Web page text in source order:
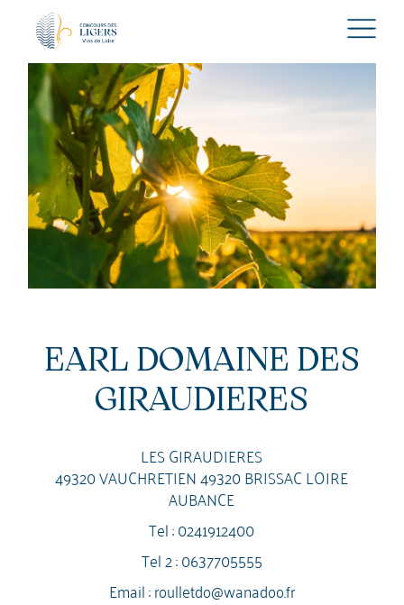
EARL DOMAINE DES
GIRAUDIERES
LES GIRAUDIERES
49320 VAUCHRETIEN 49320 BRISSAC LOIRE
AUBANCE
Tel :0241912400
Tel 2 :0637705555
Email :roulletdo@wanadoo.fr